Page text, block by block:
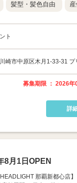
髪型・髪色自由
ト
崎市中原区木月1-33-31 プ
募集期限 ： 2026年
詳
8月1日OPEN
HEADLIGHT 那覇新都心店